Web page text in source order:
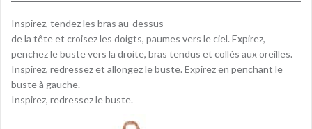
Inspirez, tendez les bras au-dessus
de la tête et croisez les doigts, paumes vers le ciel. Expirez,
penchez le buste vers la droite, bras tendus et collés aux oreilles.
Inspirez, redressez et allongez le buste. Expirez en penchant le
buste à gauche.
Inspirez, redressez le buste.